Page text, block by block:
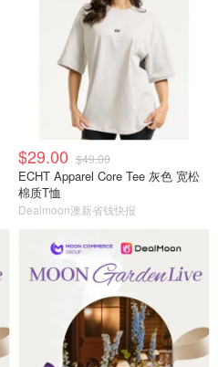
$29.00 $49.00
ECHT Apparel Core Tee 灰色 宽松
棉质T恤
Dealmoon澳新省钱快报